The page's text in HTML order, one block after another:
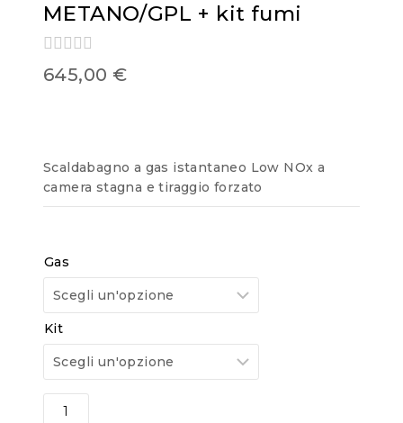
METANO/GPL + kit fumi
0
out
645,00 €
Scaldabagno a gas istantaneo Low NOx a
camera stagna e tiraggio forzato
Gas
Kit